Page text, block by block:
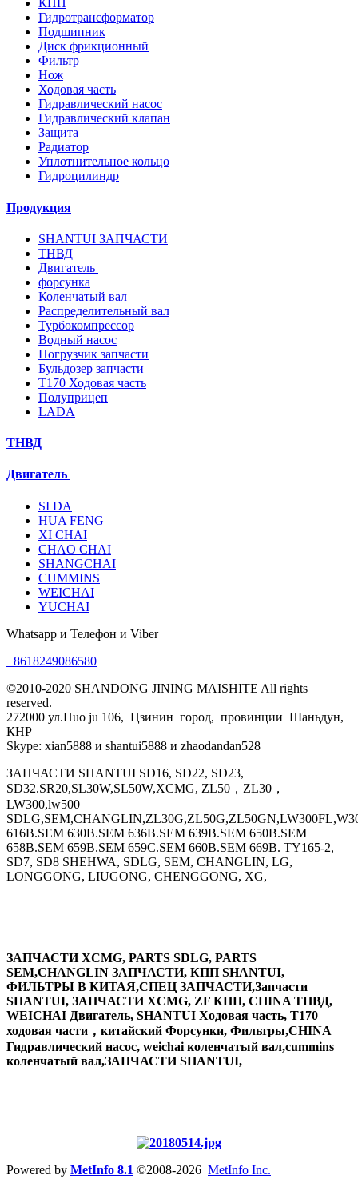
КПП
Гидротрансформатор
Подшипник
Диск фрикционный
Фильтр
Нож
Ходовая часть
Гидравлический насос
Гидравлический клапан
Защита
Радиатор
Уплотнительное кольцо
Гидроцилиндр
Продукция
SHANTUI ЗАПЧАСТИ
ТНВД
Двигатель
форсунка
Коленчатый вал
Распределительный вал
Турбокомпрессор
Водный насос
Погрузчик запчасти
Бульдозер запчасти
T170 Ходовая часть
Полуприцеп
LADA
ТНВД
Двигатель
SI DA
HUA FENG
XI CHAI
CHAO CHAI
SHANGCHAI
CUMMINS
WEICHAI
YUCHAI
Whatsapp и Телефон и Viber
+8618249086580
©2010-2020 SHANDONG JINING MAISHITE All rights
reserved.
272000 ул.Huo ju 106, Цзинин город, провинции Шаньдун,
КНР
Skype: xian5888 и shantui5888 и zhaodandan528
ЗАПЧАСТИ SHANTUI SD16, SD22, SD23,
SD32.SR20,SL30W,SL50W,XCMG, ZL50，ZL30，
LW300,lw500
616B.SEM 630B.SEM 636B.SEM 639B.SEM 650B.SEM
658B.SEM 659B.SEM 659C.SEM 660B.SEM 669B. TY165-2,
SD7, SD8 SHEHWA, SDLG, SEM, CHANGLIN, LG,
LONGGONG, LIUGONG, CHENGGONG, XG,
ЗАПЧАСТИ XCMG, PARTS SDLG, PARTS
SEM,CHANGLIN ЗАПЧАСТИ, КПП SHANTUI,
ФИЛЬТРЫ В КИТАЯ,СПЕЦ ЗАПЧАСТИ,Запчасти
SHANTUI, ЗАПЧАСТИ XCMG, ZF КПП, CHINA ТНВД,
WEICHAI Двигатель, SHANTUI Ходовая часть, T170
ходовая части，китайский Форсунки, Фильтры,CHINA
Гидравлический насос, weichai коленчатый вал,cummins
коленчатый вал,ЗАПЧАСТИ SHANTUI,
Powered by MetInfo 8.1 ©2008-2026 MetInfo Inc.